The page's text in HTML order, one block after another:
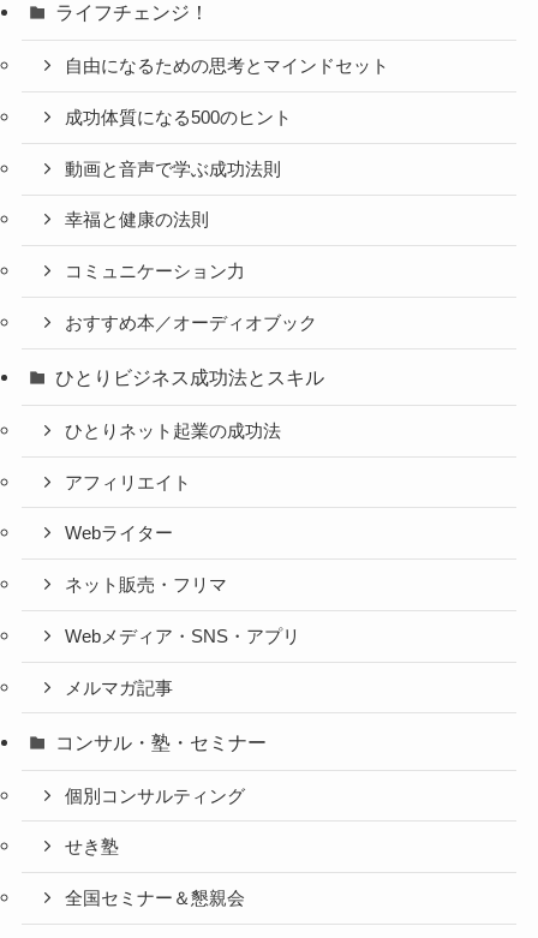
ライフチェンジ！
自由になるための思考とマインドセット
成功体質になる500のヒント
動画と音声で学ぶ成功法則
幸福と健康の法則
コミュニケーション力
おすすめ本／オーディオブック
ひとりビジネス成功法とスキル
ひとりネット起業の成功法
アフィリエイト
Webライター
ネット販売・フリマ
Webメディア・SNS・アプリ
メルマガ記事
コンサル・塾・セミナー
個別コンサルティング
せき塾
全国セミナー＆懇親会